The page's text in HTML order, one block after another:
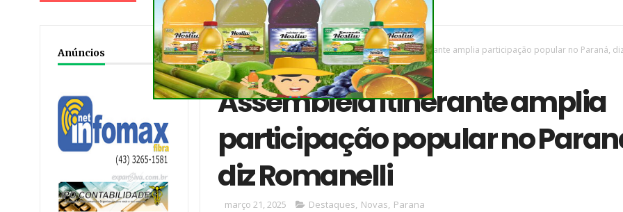
Anúncios Home/Destaques/Novas/Parana/Assembleia Itinerante amplia participação popular no Paraná,
Romanelli
Assembleia Itinerante amplia
participação popular no
diz Romanelli
março 21, 2025 Destaques, Novas, Parana